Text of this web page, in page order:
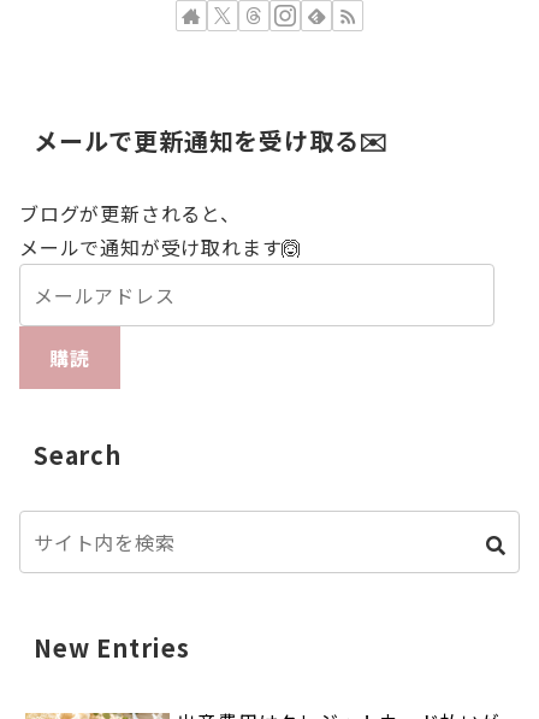
メールで更新通知を受け取る✉️
ブログが更新されると、
メールで通知が受け取れます🙆
購読
Search
New Entries